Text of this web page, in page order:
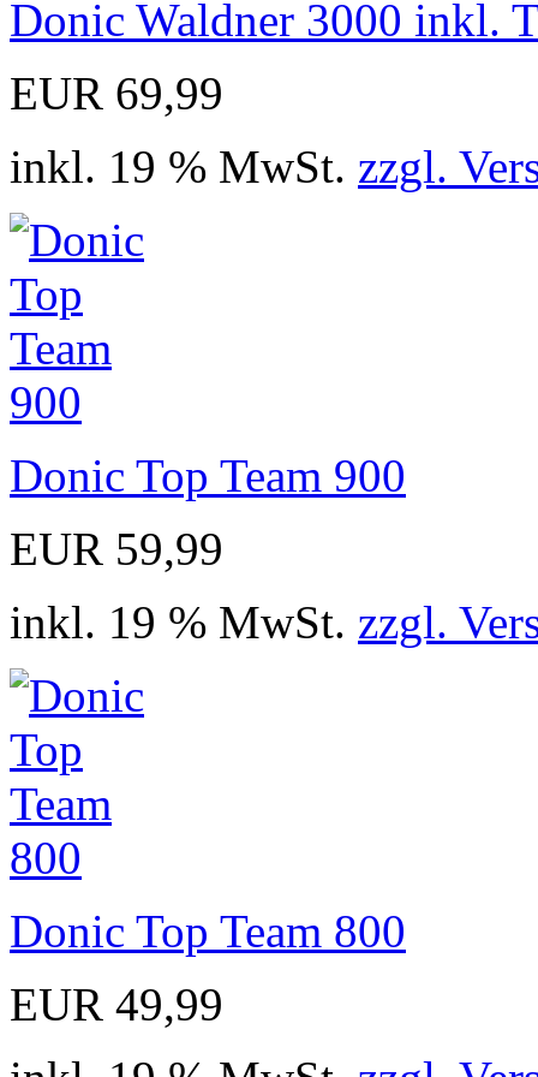
Donic Waldner 3000 inkl.
EUR 69,99
inkl. 19 % MwSt. zzgl.
Donic Top Team 900
EUR 59,99
inkl. 19 % MwSt. zzgl.
Donic Top Team 800
EUR 49,99